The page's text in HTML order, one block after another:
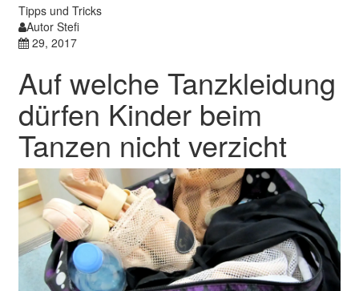
Tipps und Tricks
Autor Stefi
29, 2017
Auf welche Tanzkleidung
dürfen Kinder beim
Tanzen nicht verzicht